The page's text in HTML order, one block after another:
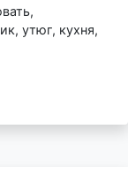
утюг, кухня,